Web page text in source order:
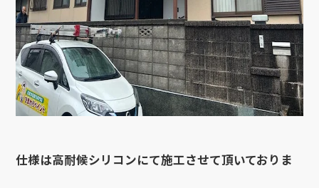
仕様は高耐候シリコンにて施工させて頂いておりま